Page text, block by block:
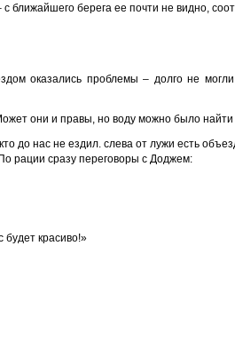
ближайшего берега ее почти не видно,
оказались проблемы – долго не
они и правы, но воду можно было найти
до нас не ездил. слева от лужи есть
По рации сразу переговоры с Доджем:
красиво!»